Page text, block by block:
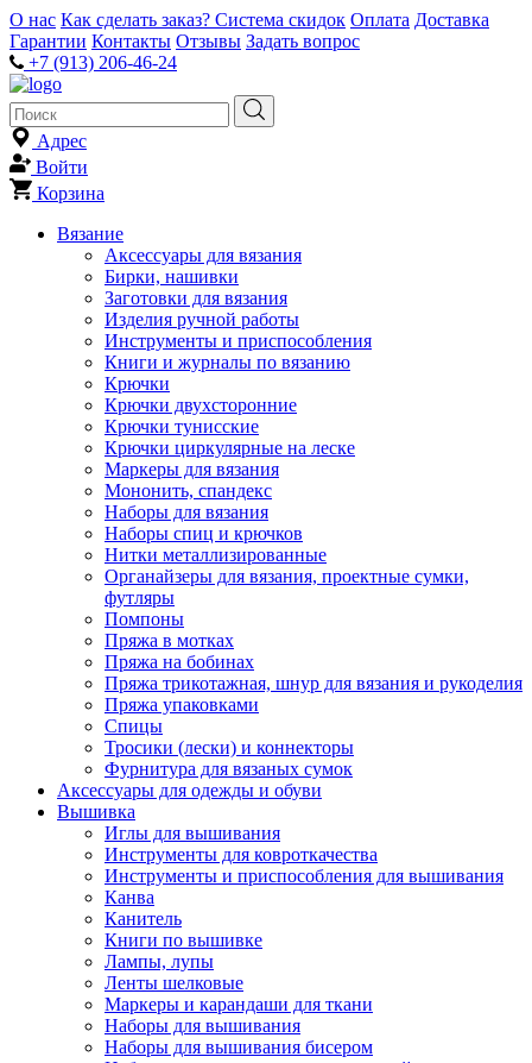
О нас Как сделать заказ? Система скидок Оплата Доставка
Гарантии Контакты Отзывы Задать вопрос
+7 (913) 206-46-24
Адрес
Войти
Корзина
Вязание
Аксессуары для вязания
Бирки, нашивки
Заготовки для вязания
Изделия ручной работы
Инструменты и приспособления
Книги и журналы по вязанию
Крючки
Крючки двухсторонние
Крючки тунисские
Крючки циркулярные на леске
Маркеры для вязания
Мононить, спандекс
Наборы для вязания
Наборы спиц и крючков
Нитки металлизированные
Органайзеры для вязания, проектные сумки,
футляры
Помпоны
Пряжа в мотках
Пряжа на бобинах
Пряжа трикотажная, шнур для вязания и рукоделия
Пряжа упаковками
Спицы
Тросики (лески) и коннекторы
Фурнитура для вязаных сумок
Аксессуары для одежды и обуви
Вышивка
Иглы для вышивания
Инструменты для ковроткачества
Инструменты и приспособления для вышивания
Канва
Канитель
Книги по вышивке
Лампы, лупы
Ленты шелковые
Маркеры и карандаши для ткани
Наборы для вышивания
Наборы для вышивания бисером